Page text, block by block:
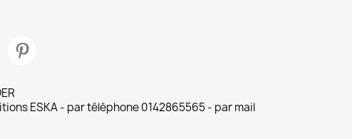
ESKA - par téléphone 0142865565 - par mail